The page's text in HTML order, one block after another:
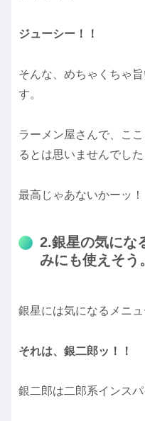
ジューシー！！
そんな、めちゃくちゃ
す。
ラーメン屋さんで、こ
るとは思いませんでした
最高じゃあないかーッ！
2.銀星の気にな
みにも使えそう。
銀星には気になるメニュ
それは、銀二郎ッ！！
銀二郎は二郎系インスパ